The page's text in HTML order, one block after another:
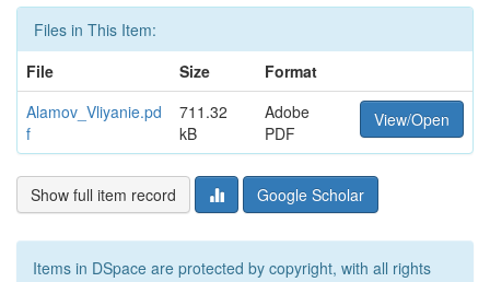
Files in This Item:
File
Size
Format
Alamov_Vliyanie.pd
f
711.32
kB
Adobe
PDF
View/Open
Show full item record Google Scholar
Items in DSpace are protected by copyright, with all rights